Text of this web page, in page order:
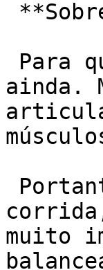
ainda.
muito